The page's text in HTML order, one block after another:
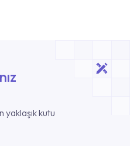
yaklaşık kutu